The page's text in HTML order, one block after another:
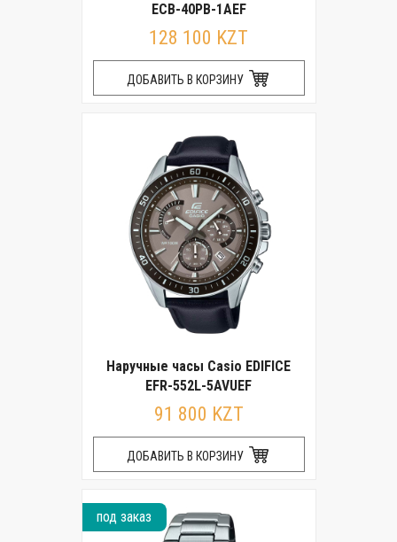
ECB-40PB-1AEF
128 100 KZT
ДОБАВИТЬ В КОРЗИНУ
Наручные часы Casio EDIFICE
EFR-552L-5AVUEF
91 800 KZT
ДОБАВИТЬ В КОРЗИНУ
под заказ